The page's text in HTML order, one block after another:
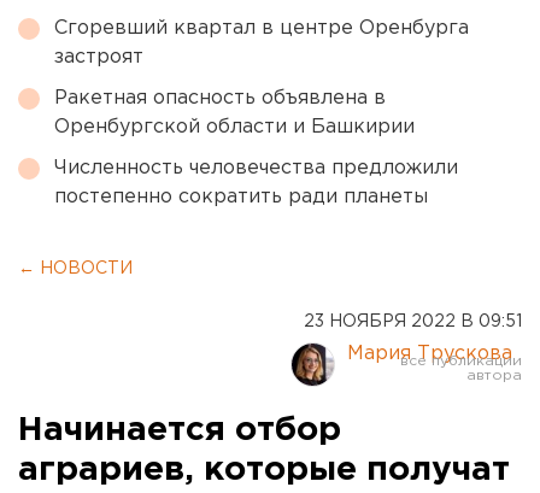
Сгоревший квартал в центре Оренбурга
застроят
Ракетная опасность объявлена в
Оренбургской области и Башкирии
Численность человечества предложили
постепенно сократить ради планеты
← НОВОСТИ
23 НОЯБРЯ 2022 В 09:51
Мария Трускова
Начинается отбор
аграриев, которые получат